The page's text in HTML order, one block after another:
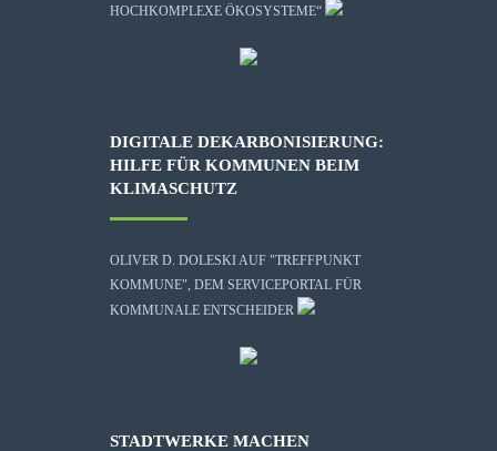
HOCHKOMPLEXE ÖKOSYSTEME“
DIGITALE DEKARBONISIERUNG:
HILFE FÜR KOMMUNEN BEIM
KLIMASCHUTZ
OLIVER D. DOLESKI AUF "TREFFPUNKT
KOMMUNE", DEM SERVICEPORTAL FÜR
KOMMUNALE ENTSCHEIDER
STADTWERKE MACHEN